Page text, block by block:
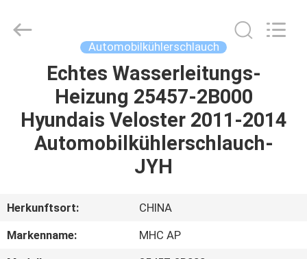
PRODUKTE
FABRIK-
Parts
Limited.
Automobilkühlerschlauch
Echtes Wasserleitungs-
Heizung 25457-2B000
Hyundais Veloster 2011-2014
Automobilkühlerschlauch-
JYH
Herkunftsort:
CHINA
Markenname:
MHC AP